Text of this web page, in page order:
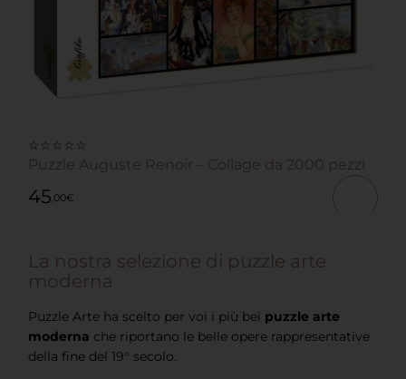
☆☆☆☆☆
Puzzle Auguste Renoir – Collage da 2000 pezzi
45,00€
La nostra selezione di puzzle arte
moderna
Puzzle Arte ha scelto per voi i più bei puzzle arte
moderna che riportano le belle opere rappresentative
della fine del 19° secolo.